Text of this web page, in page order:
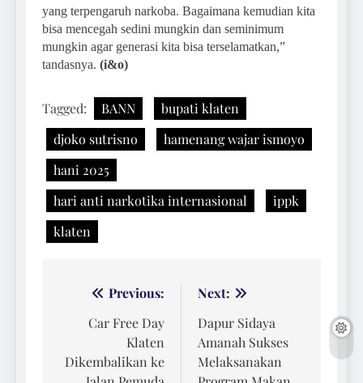
yang terpengaruh narkoba. Bagaimana kemudian kita
bisa mencegah sedini mungkin dan seminimum
mungkin agar generasi kita bisa terselamatkan,”
tandasnya. (i&o)
Tagged: BANN
bupati klaten
djoko sutrisno
hamenang wajar ismoyo
hani 2025
hari anti narkotika internasional
ippk
klaten
Navigasi
pos
Previous:
Car Free Day
Klaten
Dikembalikan ke
Next:
Dapur Sidaya
Amanah Sukses
Melaksanakan